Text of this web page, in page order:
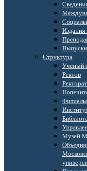
Структура
Ученый
Ректор
Ректорат
Филиалы
Музей